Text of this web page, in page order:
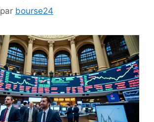
par bourse24